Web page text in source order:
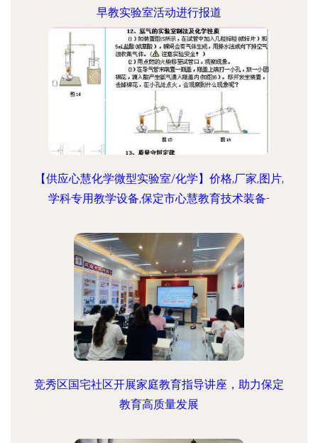
早教实验室活动进行报道
【供应心慧化学微型实验室/化学】价格,厂家,图片,
学科专用教学设备,保定市心慧教育技术装备-
竞秀区国宅社区开展家庭教育指导讲座，助力保定
教育高质量发展